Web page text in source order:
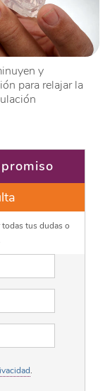
y
para relajar la
tus dudas o
.